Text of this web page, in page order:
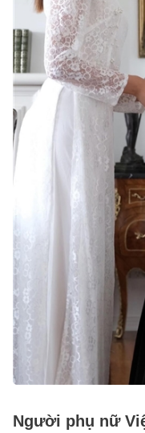
Người phụ nữ